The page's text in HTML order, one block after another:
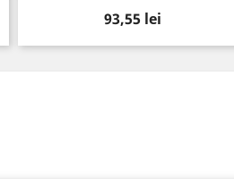
Pret
93,55 lei